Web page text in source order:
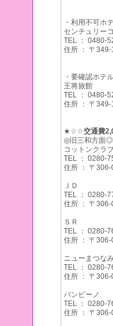
・利用不可ホ
センチュリー
TEL ： 0480-
住所 ： 〒
・要確認ホテ
王将旅館
TEL ： 0480-
住所 ： 〒
★☆☆交通費
◎旧三和方面◎
コットンクラ
TEL ： 0280-
住所 ： 〒
ＪＤ
TEL ： 0280-
住所 ： 〒
ＳＲ
TEL ： 0280-
住所 ： 〒
ニューまつな
TEL ： 0280-
住所 ： 〒
バンビーノ
TEL ： 0280-
住所 ： 〒